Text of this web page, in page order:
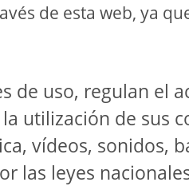
de esta web, ya
de uso, regulan el
utilización de sus
vídeos, sonidos,
las leyes